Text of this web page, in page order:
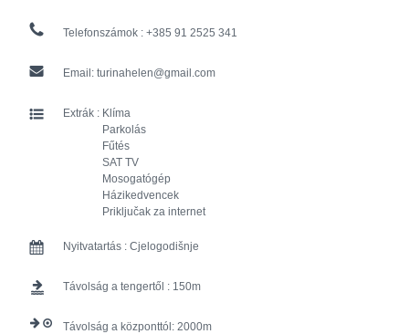
Telefonszámok : +385 91 2525 341
Email: turinahelen@gmail.com
Extrák : Klíma
Parkolás
Fűtés
SAT TV
Mosogatógép
Házikedvencek
Priključak za internet
Nyitvatartás : Cjelogodišnje
Távolság a tengertől : 150
Távolság a központtól: 2000